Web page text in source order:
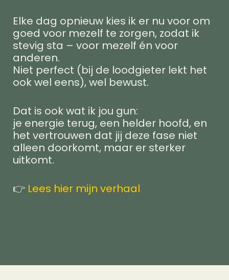
Elke dag opnieuw kies ik er nu voor om
goed voor mezelf te zorgen, zodat ik
stevig sta – voor mezelf én voor
anderen.
Niet perfect (bij de loodgieter lekt het
ook wel eens), wel bewust.
Dat is ook wat ik jou gun:
je energie terug, een helder hoofd, en
het vertrouwen dat jij deze fase niet
alleen doorkomt, maar er sterker
uitkomt.
👉 Lees hier mijn verhaal